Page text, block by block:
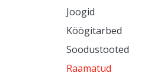
Joogid
Köögitarbed
Soodustooted
Raamatud